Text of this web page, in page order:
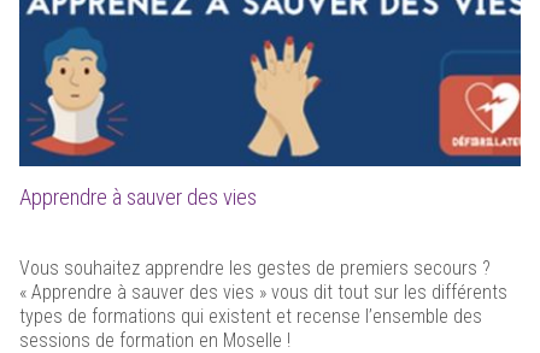
Apprendre à sauver des vies
Vous souhaitez apprendre les gestes de premiers secours ?
« Apprendre à sauver des vies » vous dit tout sur les différents
types de formations qui existent et recense l’ensemble des
sessions de formation en Moselle !